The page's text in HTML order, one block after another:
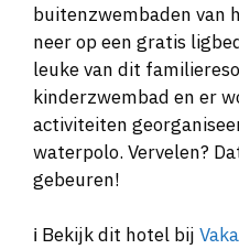
buitenzwembaden van
neer op een gratis
leuke van dit
kinderzwembad en er
activiteiten
waterpolo. Vervelen?
gebeuren!
ℹ️ Bekijk dit hotel bij